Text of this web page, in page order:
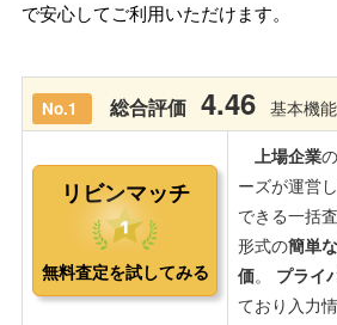
で安心してご利用いただけます。